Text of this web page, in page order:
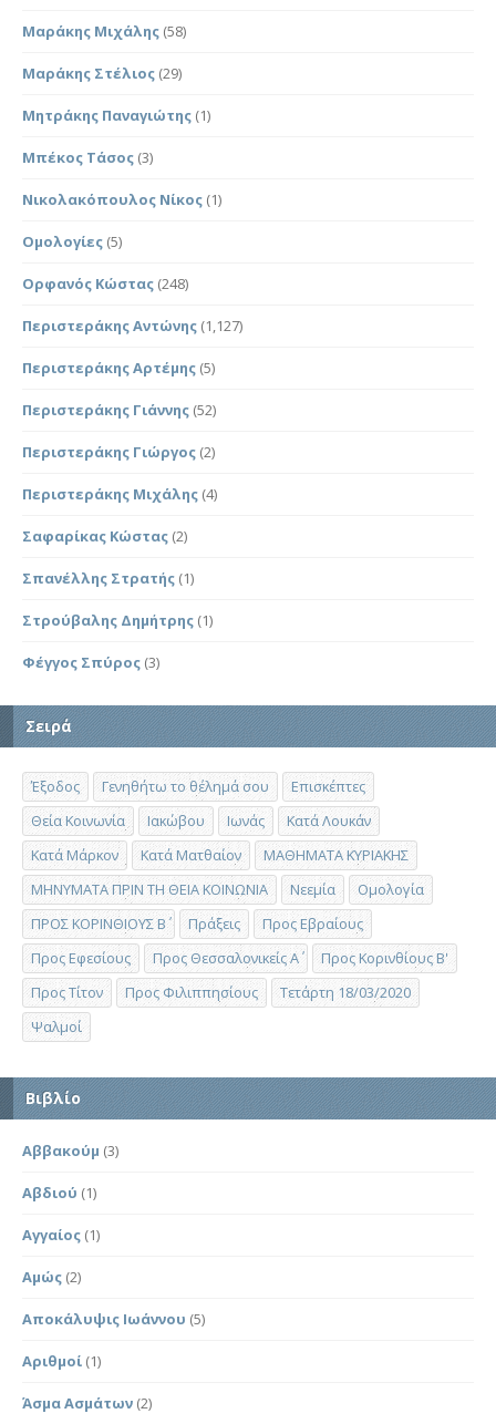
Μαράκης Μιχάλης (58)
Μαράκης Στέλιος (29)
Μητράκης Παναγιώτης (1)
Μπέκος Τάσος (3)
Νικολακόπουλος Νίκος (1)
Ομολογίες (5)
Ορφανός Κώστας (248)
Περιστεράκης Αντώνης (1,127)
Περιστεράκης Αρτέμης (5)
Περιστεράκης Γιάννης (52)
Περιστεράκης Γιώργος (2)
Περιστεράκης Μιχάλης (4)
Σαφαρίκας Κώστας (2)
Σπανέλλης Στρατής (1)
Στρούβαλης Δημήτρης (1)
Φέγγος Σπύρος (3)
Σειρά
Έξοδος Γενηθήτω το θέλημά σου
Επισκέπτες
Θεία Κοινωνία
Ιακώβου Ιωνάς
Κατά Λουκάν
Κατά Μάρκον
Κατά Ματθαίον
ΜΑΘΗΜΑΤΑ ΚΥΡΙΑΚΗΣ
ΜΗΝΥΜΑΤΑ ΠΡΙΝ ΤΗ ΘΕΙΑ ΚΟΙΝΩΝΙΑ
Νεεμία
Ομολογία
ΠΡΟΣ ΚΟΡΙΝΘΙΟΥΣ Β΄
Πράξεις
Προς Εβραίους
Προς Εφεσίους
Προς Θεσσαλονικείς Α΄
Προς Κορινθίους Β'
Προς Τίτον
Προς Φιλιππησίους
Τετάρτη 18/03/2020
Ψαλμοί
Βιβλίο
Αββακούμ (3)
Αβδιού (1)
Αγγαίος (1)
Αμώς (2)
Αποκάλυψις Ιωάννου (5)
Αριθμοί (1)
Άσμα Ασμάτων (2)